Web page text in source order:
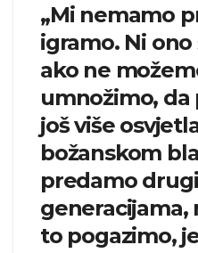
„Mi nemamo
igramo. Ni
ako ne
umnožimo, da
još više
božanskom
predamo
generacijama,
to pogazimo,